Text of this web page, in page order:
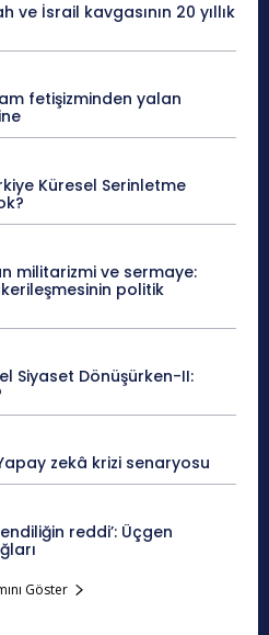
ve İsrail kavgasının 20 yıllık
fetişizminden yalan
Küresel Serinletme
militarizmi ve sermaye:
politik
Siyaset Dönüşürken-II:
zekâ krizi senaryosu
reddi’: Üçgen
Göster